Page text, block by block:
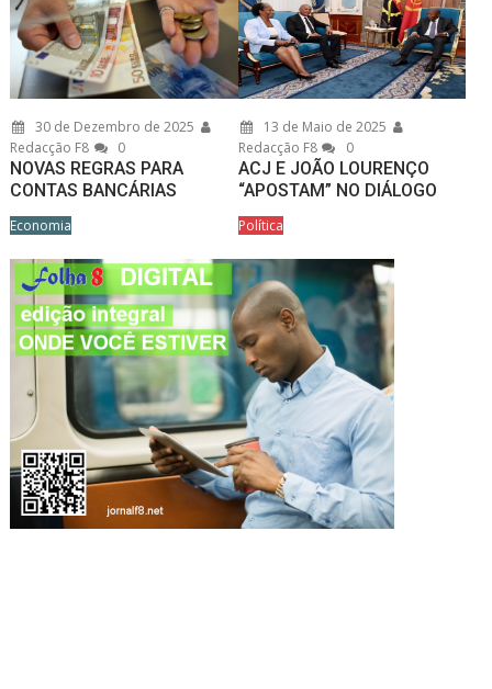
30 de Dezembro de 2025
Redacção F8
0
NOVAS REGRAS PARA
CONTAS BANCÁRIAS
Economia
13 de Maio de 2025
Redacção F8
0
ACJ E JOÃO LOURENÇO
“APOSTAM” NO DIÁLOGO
Política